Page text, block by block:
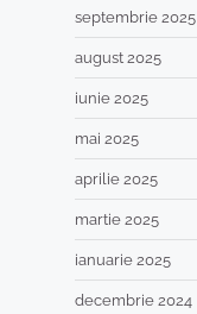
septembrie 2025
august 2025
iunie 2025
mai 2025
aprilie 2025
martie 2025
ianuarie 2025
decembrie 2024